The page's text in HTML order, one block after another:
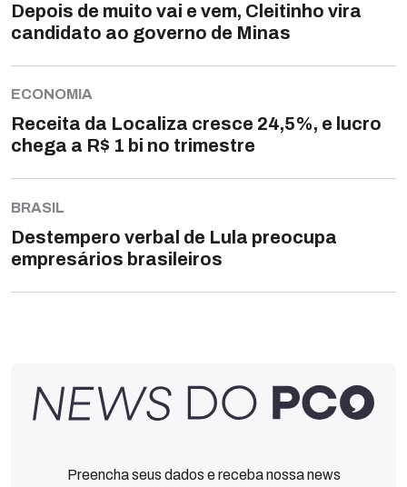
Depois de muito vai e vem, Cleitinho vira
candidato ao governo de Minas
ECONOMIA
Receita da Localiza cresce 24,5%, e lucro
chega a R$ 1 bi no trimestre
BRASIL
Destempero verbal de Lula preocupa
empresários brasileiros
Preencha seus dados e receba nossa news